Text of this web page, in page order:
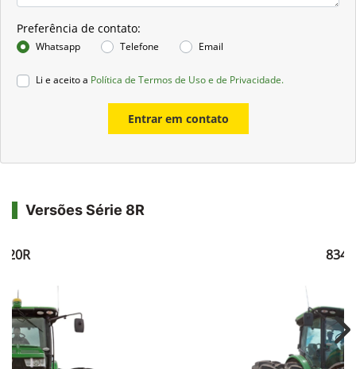
Preferência de contato:
Whatsapp Telefone Email
Li e aceito a Política de Termos de Uso e de Privacidade.
Entrar em contato
Versões Série 8R